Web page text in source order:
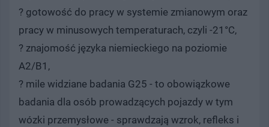
? gotowość do pracy w systemie zmianowym oraz
pracy w minusowych temperaturach, czyli -21°C,
? znajomość języka niemieckiego na poziomie
A2/B1,
? mile widziane badania G25 - to obowiązkowe
badania dla osób prowadzących pojazdy w tym
wózki przemysłowe - sprawdzają wzrok, refleks i